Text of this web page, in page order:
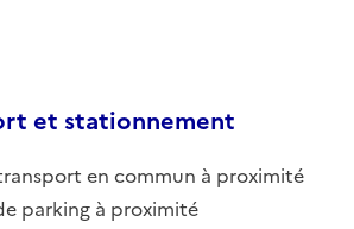
et stationnement
en commun à proximité
parking à proximité